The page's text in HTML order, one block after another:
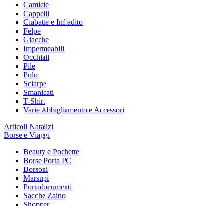
Camicie
Cappelli
Ciabatte e Infradito
Felpe
Giacche
Impermeabili
Occhiali
Pile
Polo
Sciarpe
Smanicati
T-Shirt
Varie Abbigliamento e Accessori
Articoli Natalizi
Borse e Viaggi
Beauty e Pochette
Borse Porta PC
Borsoni
Marsupi
Portadocumenti
Sacche Zaino